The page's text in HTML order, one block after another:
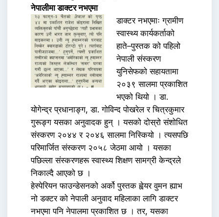
नेपालीमा डाक्टर नभएमा
डाक्टर नभएमाः ग्रामीण
स्वास्थ्य कार्यकर्ताको
हाते–पुस्तक को पहिलो
नेपाली संस्करण
युनिसेफको सहायतामा
२०३९ सालमा प्रकाशित
भएको थियो । डा.
योगेन्द्र प्रधानाङ्ग, डा. गोविन्द पोखरेल र चित्रकुमार
गुरूङ्ग यसका अनुवादक हुन् । यसको दोस्रो संशोधित
संस्करण २०४४ र २०४६ सालमा निस्कियो । त्यसपछि
परिमार्जित संस्करण २०५८ जेठमा आयो । यसका
पछिल्ला संस्करणहरू स्वास्थ्य शिक्षण सामग्री केन्द्रले
निकाल्दै आएको छ ।
हेस्पेरियन फाउन्डेसनको अर्को पुस्तक ह्वेयर वुमन ह्याभ
नो डक्टर को नेपाली अनुवाद महिलाका लागि डाक्टर
नभएमा पनि नेपालमा प्रकाशित छ । तर, यसका